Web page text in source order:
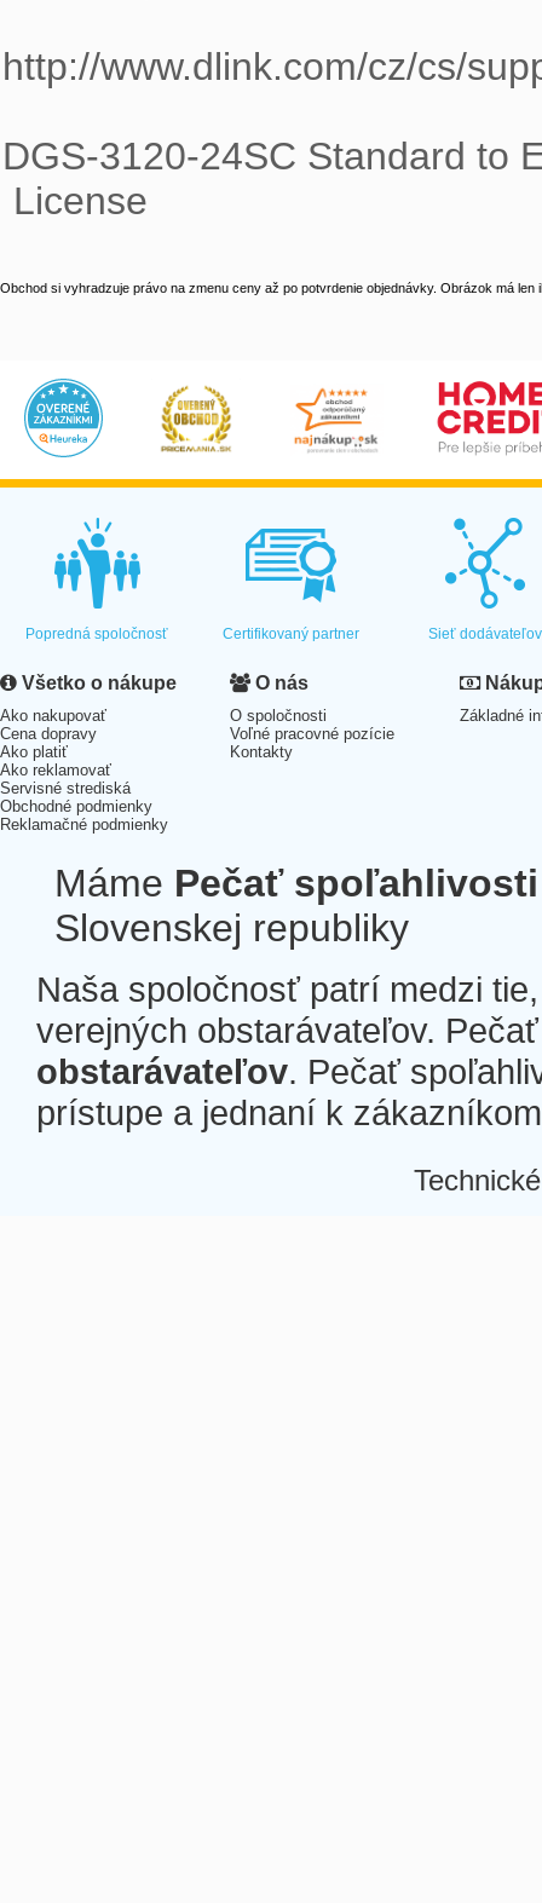
http://www.dlink.com/cz/cs/
DGS-3120-24SC Standard to
License
Obchod si vyhradzuje právo na zmenu ceny až po potvrdenie objednávky. Obrázok má len
Popredná spoločnosť Certifikovaný partner Sieť dodávateľov
Všetko o nákupe
Ako nakupovať
Cena dopravy
Ako platiť
Ako reklamovať
Servisné strediská
Obchodné podmienky
Reklamačné podmienky
O nás
O spoločnosti
Voľné pracovné pozície
Kontakty
Základné
Máme Pečať spoľahlivosti
Slovenskej republiky
Naša spoločnosť patrí medzi
verejných obstarávateľov.
obstarávateľov. Pečať
prístupe a jednaní k